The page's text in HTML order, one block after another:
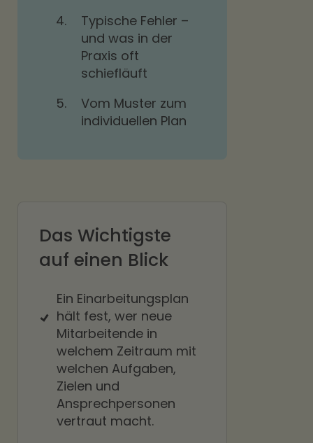
4.
Typische Fehler –
und was in der
Praxis oft
schiefläuft
5.
Vom Muster zum
individuellen Plan
Das Wichtigste
auf einen Blick
Ein Einarbeitungsplan
hält fest, wer neue
Mitarbeitende in
welchem Zeitraum mit
welchen Aufgaben,
Zielen und
Ansprechpersonen
vertraut macht.